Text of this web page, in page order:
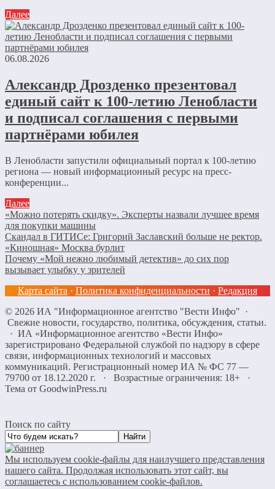
Далее
06.08.2026
Александр Дрозденко презентовал
единый сайт к 100-летию Ленобласти
и подписал соглашения с первыми
партнёрами юбилея
В Ленобласти запустили официальный портал к 100-летию
региона — новый информационный ресурс на пресс-
конференции...
Далее
«Можно потерять скидку». Эксперты назвали лучшее время
для покупки машины
Скандал в ГИТИСе: Григорий Заславский больше не ректор.
«Киношная» Москва бурлит
Почему «Мой нежно любимый детектив» до сих пор
вызывает улыбку у зрителей
Карта сайта · Политика конфиденциальности · Редакция
© 2026 ИА "Информационное агентство "Вести Инфо" ·
Свежие новости, государство, политика, обсуждения, статьи.
· ИА «Информационное агентство «Вести Инфо»
зарегистрировано Федеральной службой по надзору в сфере
связи, информационных технологий и массовых
коммуникаций. Регистрационный номер ИА № ФС 77 —
79700 от 18.12.2020 г. · Возрастные ограничения: 18+
·
Тема от GoodwinPress.ru
Поиск по сайту
Мы используем cookie-файлы для наилучшего представления
нашего сайта. Продолжая использовать этот сайт, вы
соглашаетесь с использованием cookie-файлов.